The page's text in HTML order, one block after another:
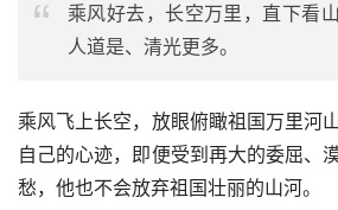
乘风好去，长空万里，直下看
人道是、清光更多。
乘风飞上长空，放眼俯瞰祖国万里河
自己的心迹，即便受到再大的委屈、
愁，他也不会放弃祖国壮丽的山河。